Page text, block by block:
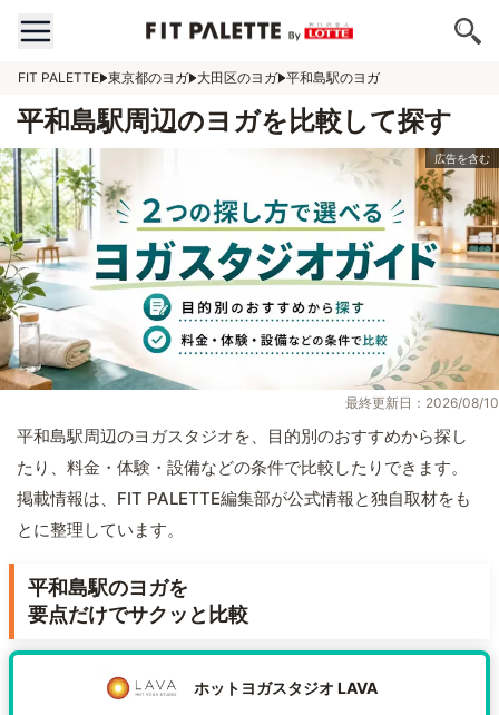
FIT PALETTE 東京都のヨガ 大田区のヨガ 平和島駅のヨガ
平和島駅周辺のヨガを比較して探す
最終更新日：2026/08/10
平和島駅周辺のヨガスタジオを、目的別のおすすめから探し
たり、料金・体験・設備などの条件で比較したりできます。
掲載情報は、FIT PALETTE編集部が公式情報と独自取材をも
とに整理しています。
平和島駅のヨガを
要点だけでサクッと比較
ホットヨガスタジオ LAVA